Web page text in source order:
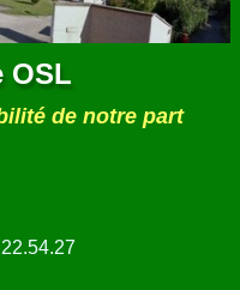
OSL
de notre part